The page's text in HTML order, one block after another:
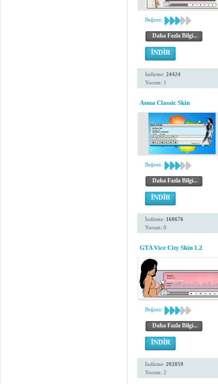
Beğeni:
Daha Fazla Bilgi...
İNDİR
İndirme: 24424
Yorum: 1
Asma Classic Skin
Beğeni:
Daha Fazla Bilgi...
İNDİR
İndirme: 160676
Yorum: 0
GTA Vice City Skin 1.2
Beğeni:
Daha Fazla Bilgi...
İNDİR
İndirme: 202059
Yorum: 2